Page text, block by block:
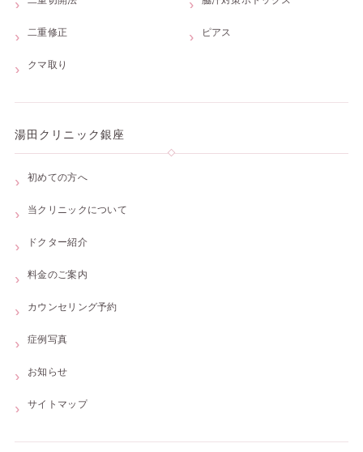
二重修正
クマ取り
ピアス
湯田クリニック銀座
初めての方へ
当クリニックについて
ドクター紹介
料金のご案内
カウンセリング予約
症例写真
お知らせ
サイトマップ